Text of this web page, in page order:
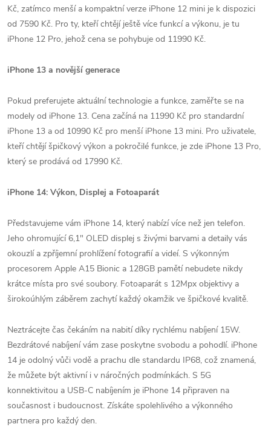
Kč, zatímco menší a kompaktní verze iPhone 12 mini je k dispozici
od 7590 Kč. Pro ty, kteří chtějí ještě více funkcí a výkonu, je tu
iPhone 12 Pro, jehož cena se pohybuje od 11990 Kč.
iPhone 13 a novější generace
Pokud preferujete aktuální technologie a funkce, zaměřte se na
modely od iPhone 13. Cena začíná na 11990 Kč pro standardní
iPhone 13 a od 10990 Kč pro menší iPhone 13 mini. Pro uživatele,
kteří chtějí špičkový výkon a pokročilé funkce, je zde iPhone 13 Pro,
který se prodává od 17990 Kč.
iPhone 14: Výkon, Displej a Fotoaparát
Představujeme vám iPhone 14, který nabízí více než jen telefon.
Jeho ohromující 6,1" OLED displej s živými barvami a detaily vás
okouzlí a zpříjemní prohlížení fotografií a videí. S výkonným
procesorem Apple A15 Bionic a 128GB pamětí nebudete nikdy
krátce místa pro své soubory. Fotoaparát s 12Mpx objektivy a
širokoúhlým záběrem zachytí každý okamžik ve špičkové kvalitě.
Neztrácejte čas čekáním na nabití díky rychlému nabíjení 15W.
Bezdrátové nabíjení vám zase poskytne svobodu a pohodlí. iPhone
14 je odolný vůči vodě a prachu dle standardu IP68, což znamená,
že můžete být aktivní i v náročných podmínkách. S 5G
konnektivitou a USB-C nabíjením je iPhone 14 připraven na
současnost i budoucnost. Získáte spolehlivého a výkonného
partnera pro každý den.